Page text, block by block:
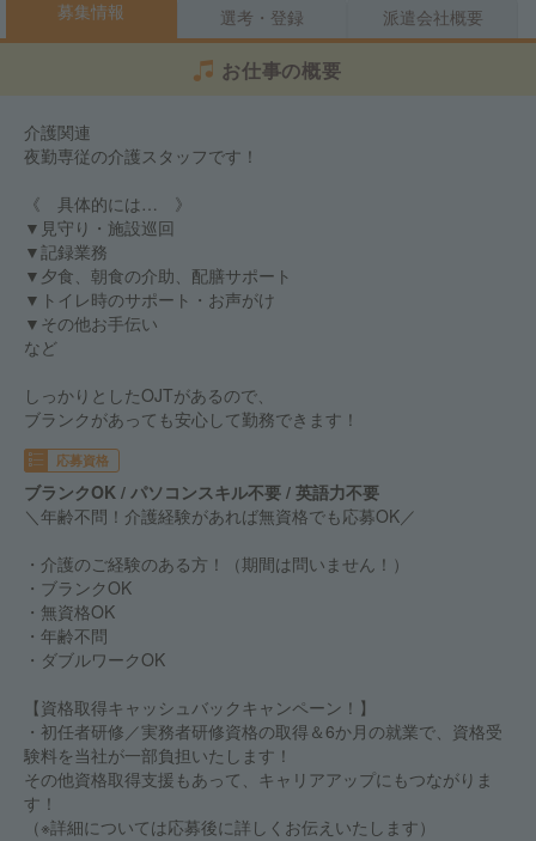
募集情報 選考・登録 派遣会社概要
お仕事の概要
介護関連
夜勤専従の介護スタッフです！
《 具体的には… 》
▼見守り・施設巡回
▼記録業務
▼夕食、朝食の介助、配膳サポート
▼トイレ時のサポート・お声がけ
▼その他お手伝い
など
しっかりとしたOJTがあるので、
ブランクがあっても安心して勤務できます！
応募資格
ブランクOK / パソコンスキル不要 / 英語力不要
＼年齢不問！介護経験があれば無資格でも応募OK／
・介護のご経験のある方！（期間は問いません！）
・ブランクOK
・無資格OK
・年齢不問
・ダブルワークOK
【資格取得キャッシュバックキャンペーン！】
・初任者研修／実務者研修資格の取得＆6か月の就業で、資格受
験料を当社が一部負担いたします！
その他資格取得支援もあって、キャリアアップにもつながりま
す！
（※詳細については応募後に詳しくお伝えいたします）